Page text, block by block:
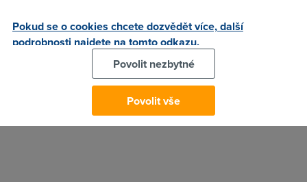
Zde můžete sledovat průběh výpadku.
Jakmile budeme mít další informace, objeví se zde.
Pokud se o cookies chcete dozvědět více, další
podrobnosti najdete na tomto odkazu.
Povolit nezbytné
Povolit vše